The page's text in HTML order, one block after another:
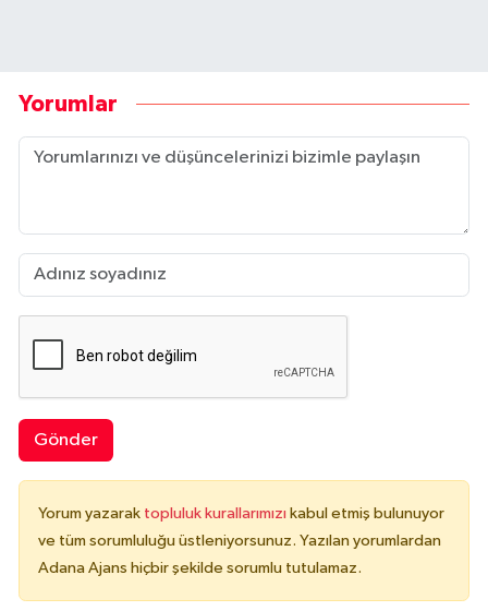
Yorumlar
Gönder
Yorum yazarak topluluk kurallarımızı kabul etmiş bulunuyor
ve tüm sorumluluğu üstleniyorsunuz. Yazılan yorumlardan
Adana Ajans hiçbir şekilde sorumlu tutulamaz.